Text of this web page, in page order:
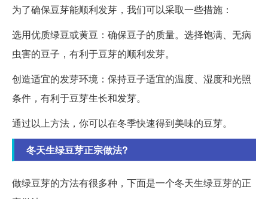
为了确保豆芽能顺利发芽，我们可以采取一些措施：
选用优质绿豆或黄豆：确保豆子的质量。选择饱满、无病
虫害的豆子，有利于豆芽的顺利发芽。
创造适宜的发芽环境：保持豆子适宜的温度、湿度和光照
条件，有利于豆芽生长和发芽。
通过以上方法，你可以在冬季快速得到美味的豆芽。
冬天生绿豆芽正宗做法?
做绿豆芽的方法有很多种，下面是一个冬天生绿豆芽的正